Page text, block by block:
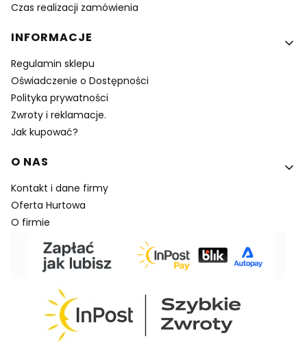
Czas realizacji zamówienia
INFORMACJE
Regulamin sklepu
Oświadczenie o Dostępności
Polityka prywatności
Zwroty i reklamacje.
Jak kupować?
O NAS
Kontakt i dane firmy
Oferta Hurtowa
O firmie